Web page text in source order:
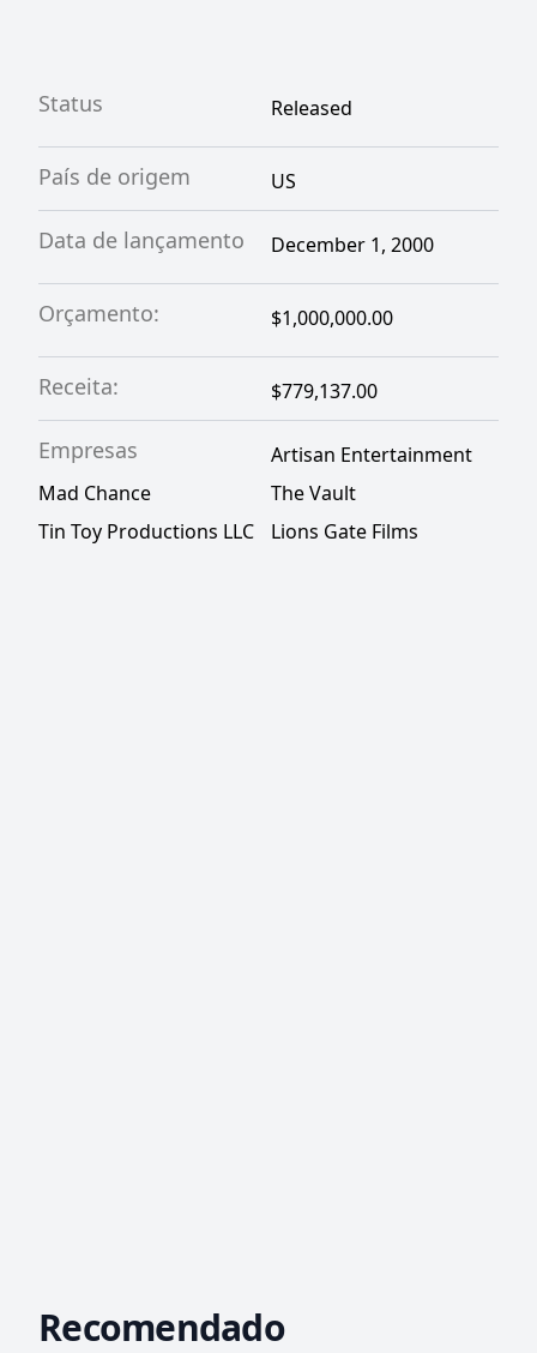
Status Released
País de origem US
Data de lançamento December 1, 2000
Orçamento: $1,000,000.00
Receita: $779,137.00
Empresas
Artisan Entertainment
Mad Chance
The Vault
Tin Toy Productions LLC
Lions Gate Films
Recomendado